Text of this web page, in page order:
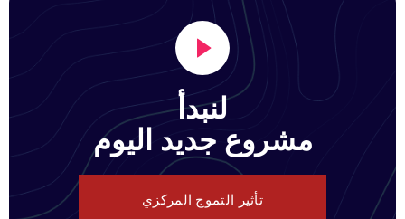
لنبدأ
مشروع جديد اليوم
تأثير التموج المركزي